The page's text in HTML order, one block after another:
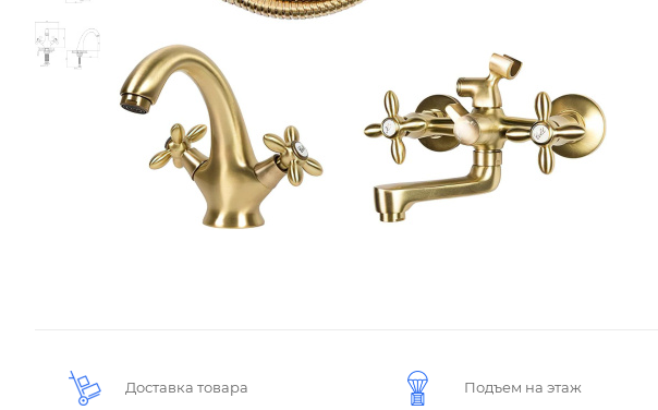
Доставка товара Подъем на этаж